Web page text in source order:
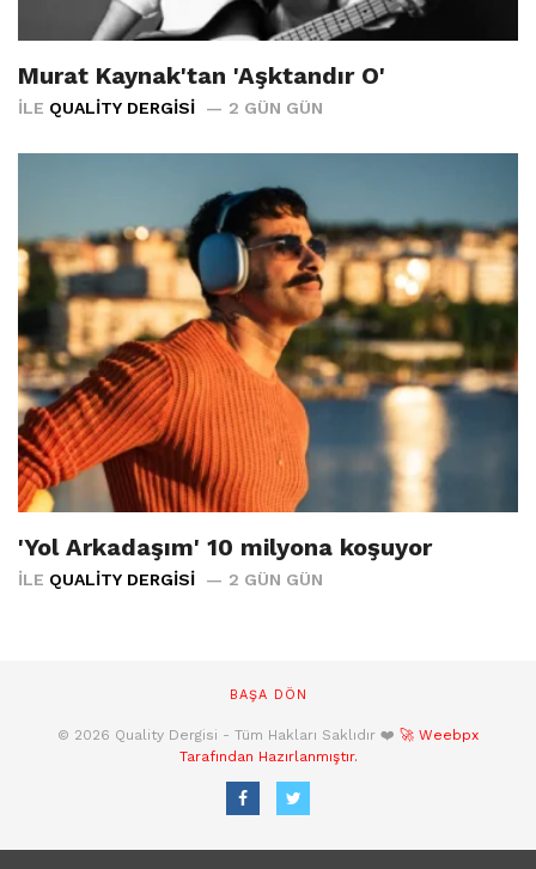
Murat Kaynak'tan 'Aşktandır O'
İLE QUALITY DERGISI 2 GÜN GÜN
'Yol Arkadaşım' 10 milyona koşuyor
İLE QUALITY DERGISI 2 GÜN GÜN
BAŞA DÖN
© 2026 Quality Dergisi - Tüm Hakları Saklıdır ❤️ 🚀 Weebpx
Tarafından Hazırlanmıştır.